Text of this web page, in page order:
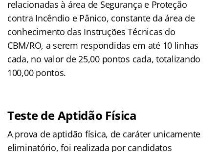
relacionadas à área de Segurança e Proteção
contra Incêndio e Pânico, constante da área de
conhecimento das Instruções Técnicas do
CBM/RO, a serem respondidas em até 10 linhas
cada, no valor de 25,00 pontos cada, totalizando
100,00 pontos.
Teste de Aptidão Física
A prova de aptidão física, de caráter unicamente
eliminatório, foi realizada por candidatos